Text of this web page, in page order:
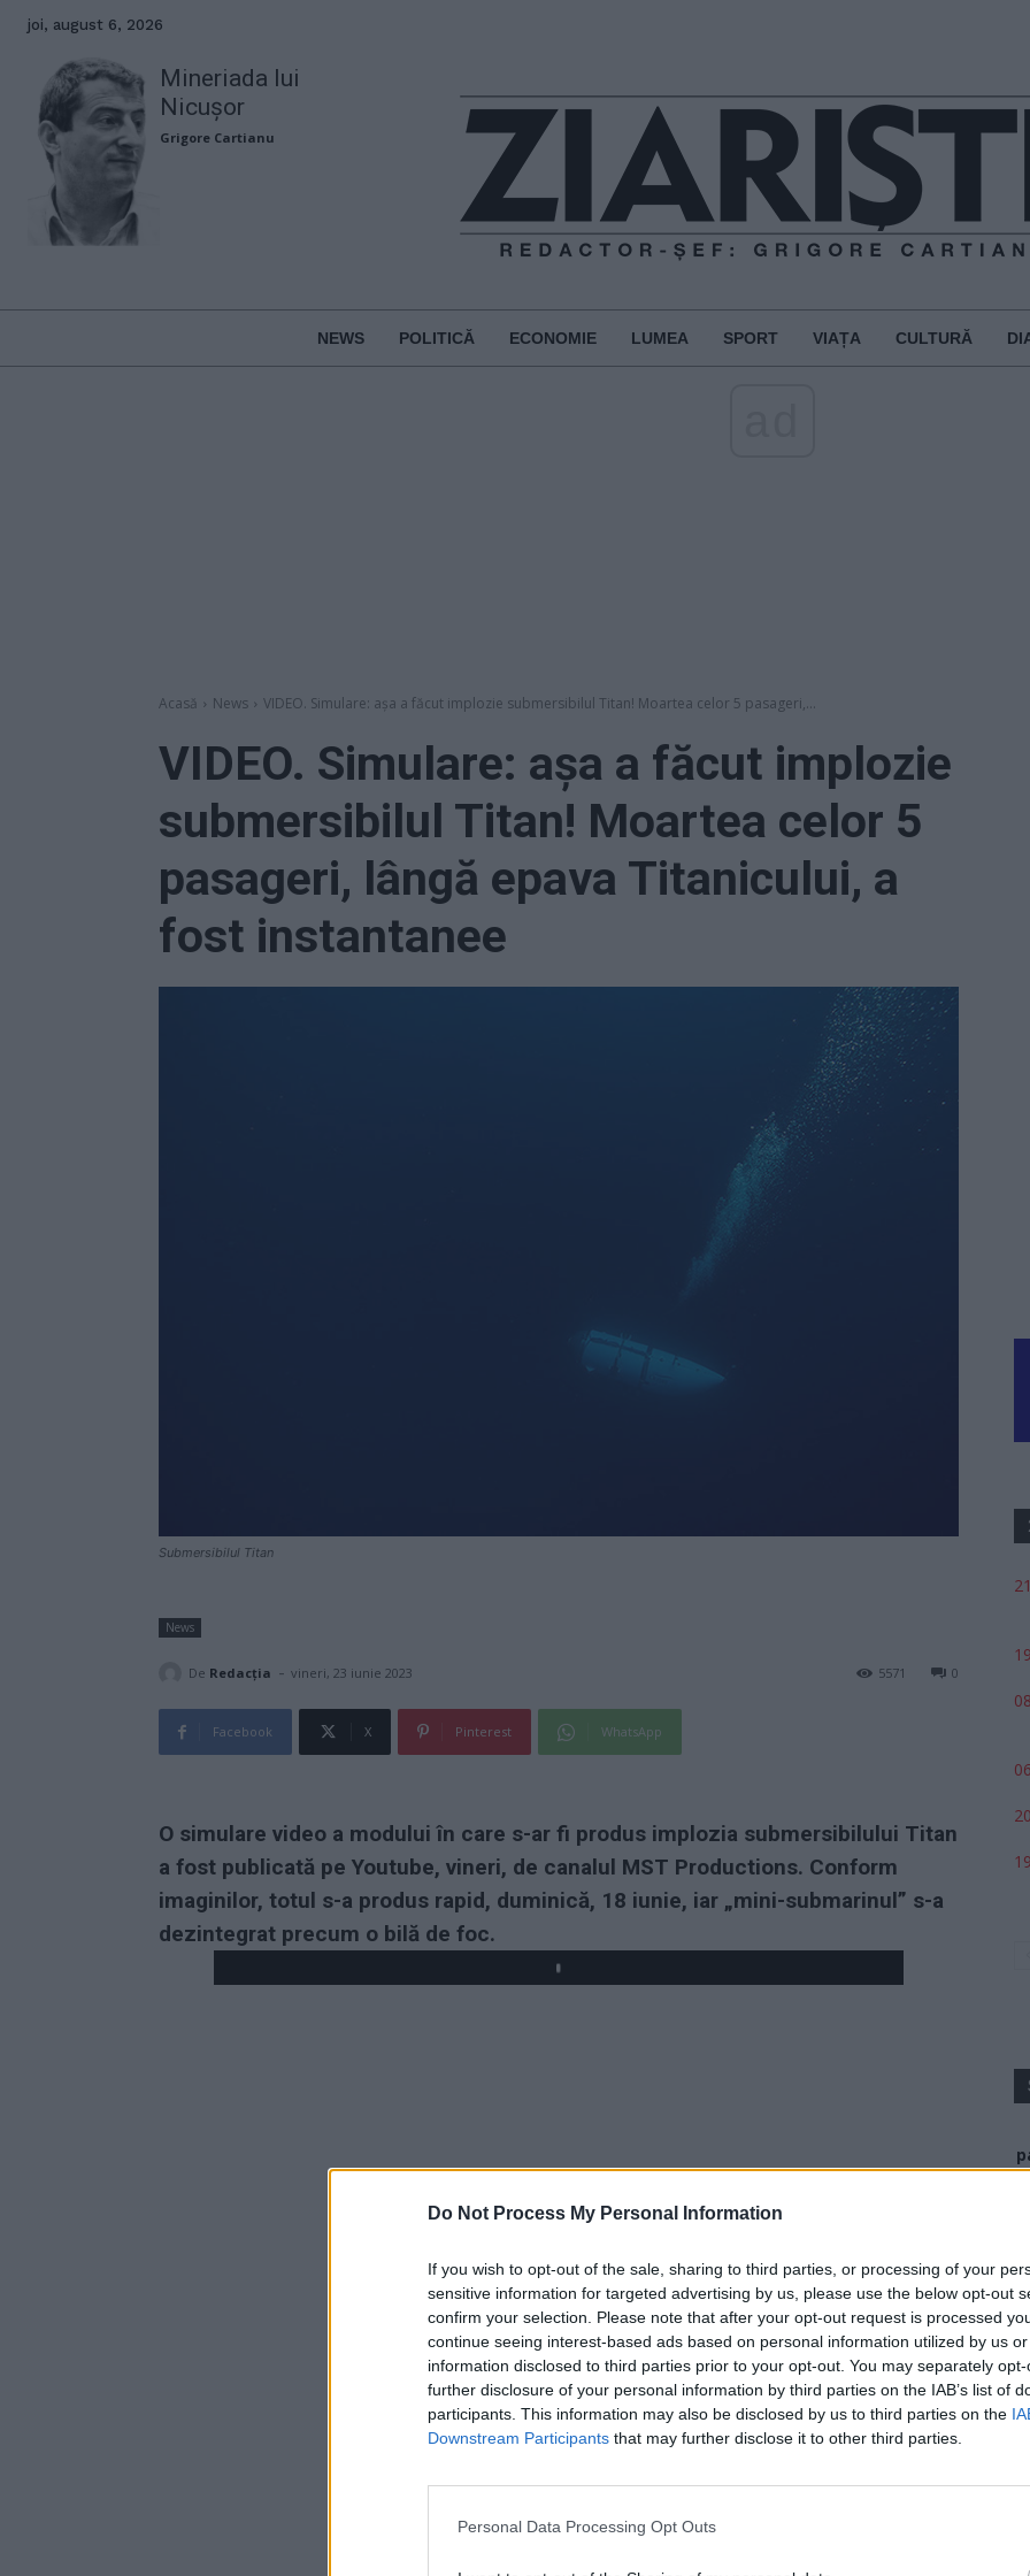
Do Not Process My Personal Information
If you wish to opt-out of the sale, sharing to third parties, or processing of your
sensitive information for targeted advertising by us, please use the below opt-out
confirm your selection. Please note that after your opt-out request is processed
continue seeing interest-based ads based on personal information utilized by us
information disclosed to third parties prior to your opt-out. You may separately
further disclosure of your personal information by third parties on the IAB’s list of
participants. This information may also be disclosed by us to third parties on the
Downstream Participants that may further disclose it to other third parties.
Personal Data Processing Opt Outs
joi, august 6, 2026
Mineriada lui
Nicușor
Grigore Cartianu
NEWS POLITICĂ ECONOMIE LUMEA SPORT VIAȚA CULTURĂ
Acasă News VIDEO. Simulare: așa a făcut implozie submersibilul Titan! Moartea celor 5 pasageri,...
VIDEO. Simulare: așa a făcut implozie
submersibilul Titan! Moartea celor 5
pasageri, lângă epava Titanicului, a
fost instantanee
Submersibilul Titan
News
De Redacţia - vineri, 23 iunie 2023 0
5571
Facebook X Pinterest WhatsApp
O simulare video a modului în care s-ar fi produs implozia submersibilului Titan
a fost publicată pe Youtube, vineri, de canalul MST Productions. Conform
imaginilor, totul s-a produs rapid, duminică, 18 iunie, iar „mini-submarinul” s-a
dezintegrat precum o bilă de foc.
Play